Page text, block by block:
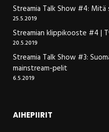
Streamia Talk Show #4:
25.5.2019
Streamian klippikooste #4 |
20.5.2019
Streamia Talk Show #3:
mainstream-pelit
6.5.2019
AIHEPIIRIT